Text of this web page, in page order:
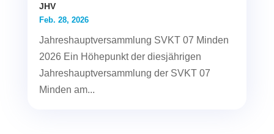
JHV
Feb. 28, 2026
Jahreshauptversammlung SVKT 07 Minden
2026 Ein Höhepunkt der diesjährigen
Jahreshauptversammlung der SVKT 07
Minden am...